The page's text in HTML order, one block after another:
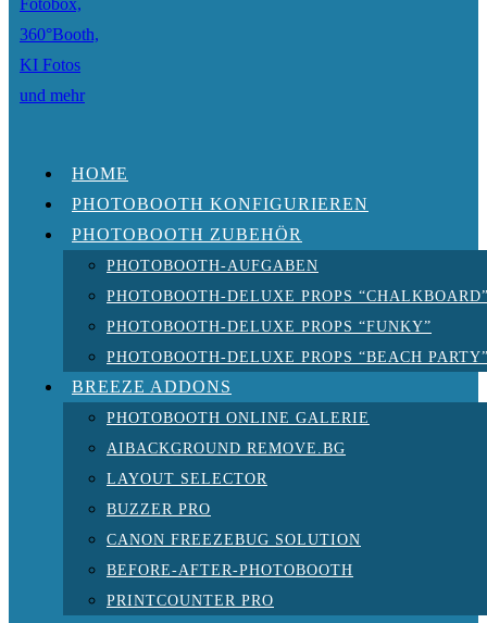
HOME
PHOTOBOOTH KONFIGURIEREN
PHOTOBOOTH ZUBEHÖR
PHOTOBOOTH-AUFGABEN
PHOTOBOOTH-DELUXE PROPS
PHOTOBOOTH-DELUXE PROPS “FUNKY”
PHOTOBOOTH-DELUXE PROPS “BEACH
BREEZE ADDONS
PHOTOBOOTH ONLINE GALERIE
AIBACKGROUND REMOVE.BG
LAYOUT SELECTOR
BUZZER PRO
CANON FREEZEBUG SOLUTION
BEFORE-AFTER-PHOTOBOOTH
PRINTCOUNTER PRO